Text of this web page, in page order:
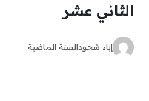
الثاني عشر
إباء شحودالسنة الماضية